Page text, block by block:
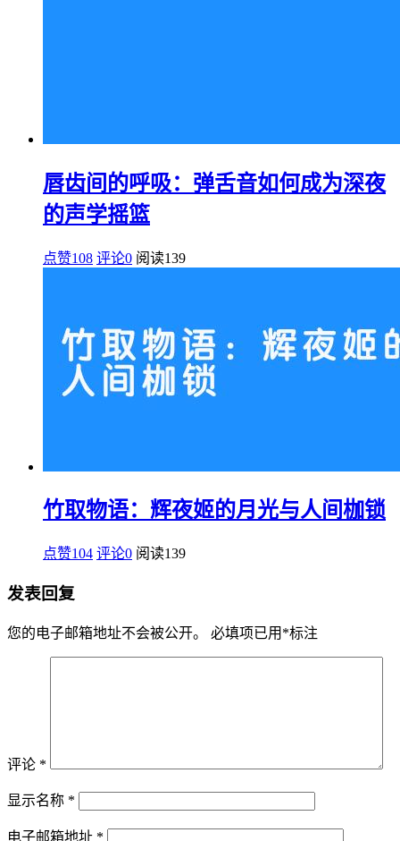
唇齿间的呼吸：弹舌音如何成为深夜
的声学摇篮
点赞108 评论0 阅读139
竹取物语：辉夜姬的月光与人间枷锁
点赞104 评论0 阅读139
发表回复
您的电子邮箱地址不会被公开。 必填项已用 *标注
评论 *
显示名称 *
电子邮箱地址 *